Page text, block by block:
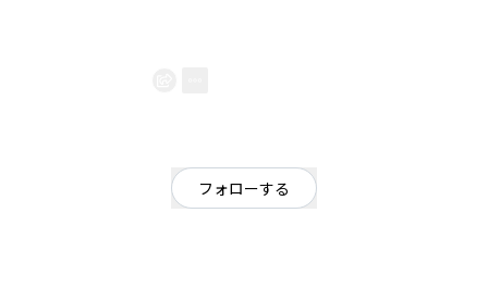
フォローする